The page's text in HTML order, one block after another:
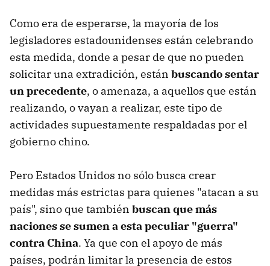
Como era de esperarse, la mayoría de los
legisladores estadounidenses están celebrando
esta medida, donde a pesar de que no pueden
solicitar una extradición, están buscando sentar
un precedente, o amenaza, a aquellos que están
realizando, o vayan a realizar, este tipo de
actividades supuestamente respaldadas por el
gobierno chino.
Pero Estados Unidos no sólo busca crear
medidas más estrictas para quienes "atacan a su
país", sino que también buscan que más
naciones se sumen a esta peculiar "guerra"
contra China. Ya que con el apoyo de más
países, podrán limitar la presencia de estos